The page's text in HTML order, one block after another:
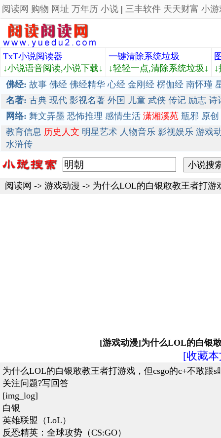
阅读网 购物 网址 万年历 小说 | 三丰软件 天天财富 小游
TxT小说阅读器
↓小说语音阅读,小说下载↓
一键清除系统垃圾
↓轻轻一点,清除系统垃圾↓
佛经: 故事 佛经 佛经精华 心经 金刚经 楞伽经 南怀瑾
名著: 古典 现代 影视名著 外国 儿童 武侠 传记 励志 诗
网络: 舞文弄墨 恐怖推理 感情生活 潇湘溪苑 瓶邪 原创
教育信息 历史人文 明星艺术 人物音乐 影视娱乐 游戏
水浒传
阅读网 -> 游戏动漫 -> 为什么LOL的白银敢教王者打游
[游戏动漫]为什么LOL的白银
[收藏
为什么LOL的白银敢教王者打游戏，但csgo的c+不敢跟s
关注问题?写回答
[img_log]
白银
英雄联盟（LoL）
反恐精英：全球攻势（CS:GO）